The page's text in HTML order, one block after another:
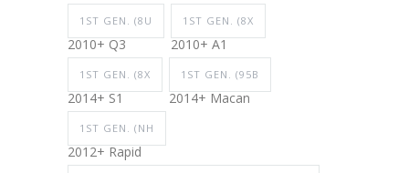
1ST GEN. (8U
2010+ Q3
1ST GEN. (8X
2010+ A1
1ST GEN. (8X
2014+ S1
1ST GEN. (95B
2014+ Macan
1ST GEN. (NH
2012+ Rapid